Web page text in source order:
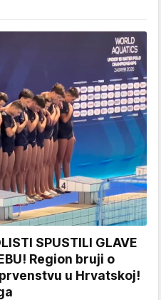
SPUSTILI GLAVE
Region bruji o
u Hrvatskoj!